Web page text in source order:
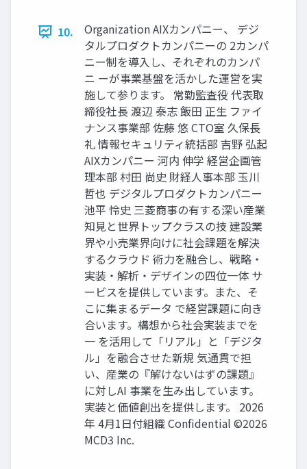
10.
Organization AIXカンパニー、 デジ
タルプロダクトカンパニーの​ 2カンパ
ニー制を導入し、それぞれのカンパ
ニ ーが事業基盤を活かした運営を実
施して参ります。 常勤監査役 代表取
締役社長 渡辺 泰志 飯田 正生 ファイ
ナンス事業部 佐藤 悠 CTO室 久保長
礼 情報セキュリティ統括部 吉野 弘起
AIXカンパニー 河内 伸学 経営企画管
理本部 村田 尚史 財経人事本部 玉川
哲也 デジタルプロダクトカンパニー
池平 怜史 三菱商事の有する深い産業
知見と世界トップクラスの技 建設業
界や小売業界向けに社会課題を解決
するクラウド 術力を融合し、戦略・
実装・解析・デザインの四位一体 サ
ービスを提供しています。また、そ
こに集まるデータ で経営課題に向き
合います。構想から社会実装までを
一 を活用して「リアル」と「デジタ
ル」を融合させた新規 気通貫で担
い、産業の『解けないはずの課題』
に対しAI 事業を生み出しています。
実装と価値創出を提供します。 2026
年 4月1日付組織 Confidential ©2026
MCD3 Inc.